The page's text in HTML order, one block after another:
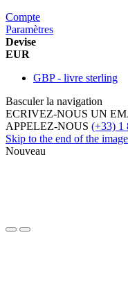
Compte
Paramètres
Devise
EUR
GBP - livre sterling
Basculer la navigation
ECRIVEZ-NOUS UN
APPELEZ-NOUS (+33) 1
Skip to the end of the
Nouveau